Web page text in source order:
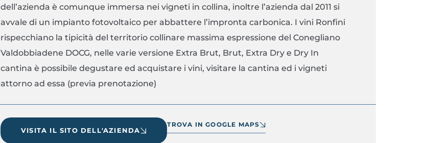
dell’azienda è comunque immersa nei vigneti in collina, inoltre l’azienda dal 2011 si
avvale di un impianto fotovoltaico per abbattere l’impronta carbonica. I vini Ronfini
rispecchiano la tipicità del territorio collinare massima espressione del Conegliano
Valdobbiadene DOCG, nelle varie versione Extra Brut, Brut, Extra Dry e Dry In
cantina è possibile degustare ed acquistare i vini, visitare la cantina ed i vigneti
attorno ad essa (previa prenotazione)
VISITA IL SITO DELL'AZIENDA
TROVA IN GOOGLE MAPS